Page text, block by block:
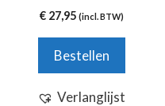
5.00
van 5
€27,95 (incl. BTW)
Bestellen
Verlanglijst